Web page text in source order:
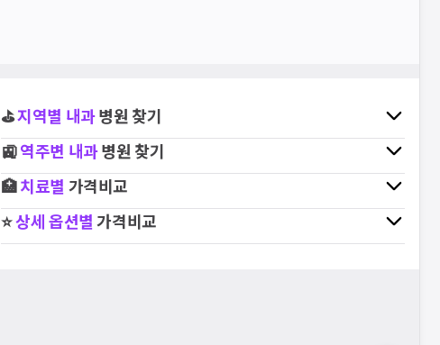
⛳지역별 내과병원 찾기
🚉역주변 내과병원 찾기
🏥치료별 가격비교
⭐상세 옵션별가격비교